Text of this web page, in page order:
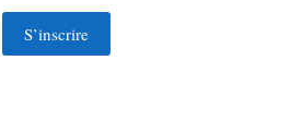
S’inscrire